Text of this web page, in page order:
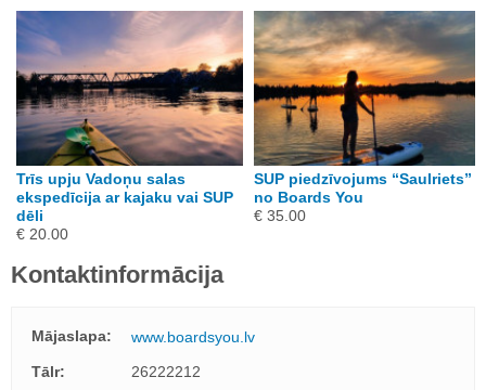
Trīs upju Vadoņu salas
ekspedīcija ar kajaku vai SUP
dēli
€ 20.00
SUP piedzīvojums “Saulriets”
no Boards You
€ 35.00
Kontaktinformācija
Mājaslapa:
www.boardsyou.lv
Tālr:
26222212